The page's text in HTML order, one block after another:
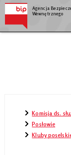
Agencja
Wewnętrznego
Komisja ds.
Posłowie
Kluby